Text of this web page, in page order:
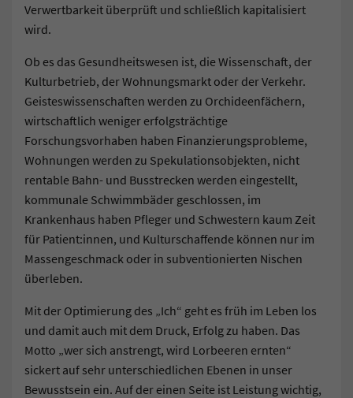
Verwertbarkeit überprüft und schließlich kapitalisiert
wird.
Ob es das Gesundheitswesen ist, die Wissenschaft, der
Kulturbetrieb, der Wohnungsmarkt oder der Verkehr.
Geisteswissenschaften werden zu Orchideenfächern,
wirtschaftlich weniger erfolgsträchtige
Forschungsvorhaben haben Finanzierungsprobleme,
Wohnungen werden zu Spekulationsobjekten, nicht
rentable Bahn- und Busstrecken werden eingestellt,
kommunale Schwimmbäder geschlossen, im
Krankenhaus haben Pfleger und Schwestern kaum Zeit
für Patient:innen, und Kulturschaffende können nur im
Massengeschmack oder in subventionierten Nischen
überleben.
Mit der Optimierung des „Ich“ geht es früh im Leben los
und damit auch mit dem Druck, Erfolg zu haben. Das
Motto „wer sich anstrengt, wird Lorbeeren ernten“
sickert auf sehr unterschiedlichen Ebenen in unser
Bewusstsein ein. Auf der einen Seite ist Leistung wichtig,